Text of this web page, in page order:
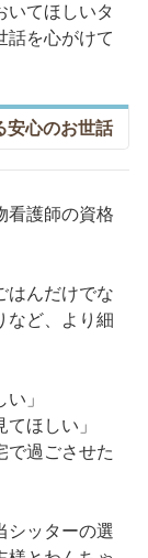
いてほしいタ
話を心がけて
安心のお世話
看護師の資格
はんだけでな
など、より細
」
ほしい」
で過ごさせた
シッターの選